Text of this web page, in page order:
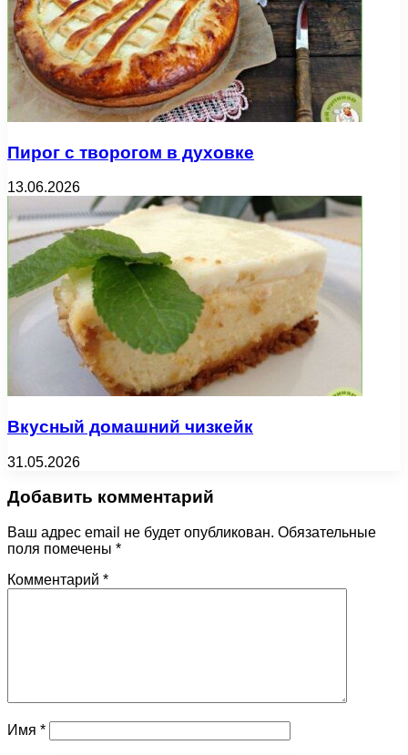
Пирог с творогом в духовке
13.06.2026
Вкусный домашний чизкейк
31.05.2026
Добавить комментарий
Ваш адрес email не будет опубликован. Обязательные
поля помечены *
Комментарий *
Имя *